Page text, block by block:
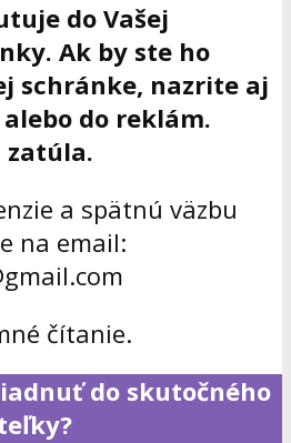
do Vašej
Ak by ste ho
schránke, nazrite aj
alebo do reklám.
zatúla.
a spätnú väzbu
na email:
čítanie.
do skutočného